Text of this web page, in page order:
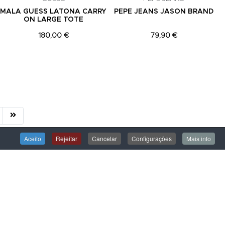
MALA GUESS LATONA CARRY
ON LARGE TOTE
180,00 €
PEPE JEANS JASON BRAND
79,90 €
Aceito Rejeitar Cancelar Configurações Mais info